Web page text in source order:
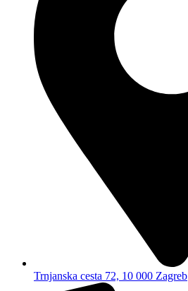
Trnjanska cesta 72, 10 000 Zagreb